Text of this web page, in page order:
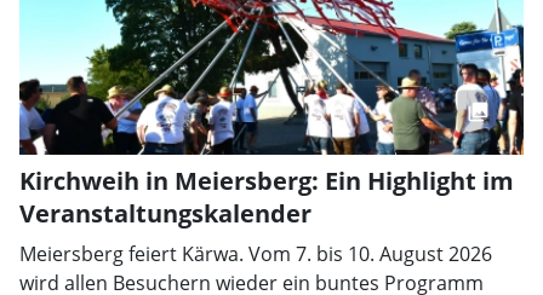
Kirchweih in Meiersberg: Ein Highlight im
Veranstaltungskalender
Meiersberg feiert Kärwa. Vom 7. bis 10. August 2026
wird allen Besuchern wieder ein buntes Programm